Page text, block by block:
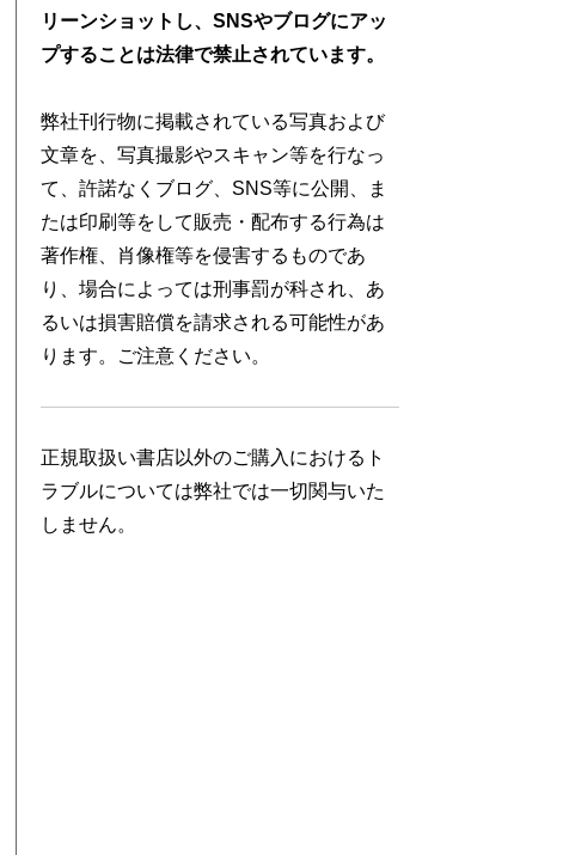
リーンショットし、SNSやブログにアッ
プすることは法律で禁止されています。
弊社刊行物に掲載されている写真および
文章を、写真撮影やスキャン等を行なっ
て、許諾なくブログ、SNS等に公開、ま
たは印刷等をして販売・配布する行為は
著作権、肖像権等を侵害するものであ
り、場合によっては刑事罰が科され、あ
るいは損害賠償を請求される可能性があ
ります。ご注意ください。
正規取扱い書店以外のご購入におけるト
ラブルについては弊社では一切関与いた
しません。